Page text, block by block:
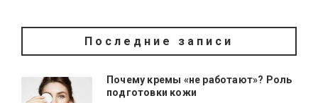
Последние записи
Почему кремы «не работают»? Роль
подготовки кожи